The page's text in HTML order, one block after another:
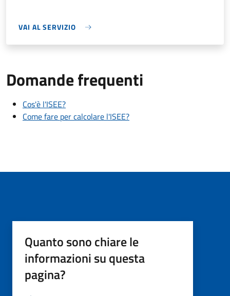
VAI AL SERVIZIO
Domande frequenti
Cos'è l'ISEE?
Come fare per calcolare l'ISEE?
Quanto sono chiare le
informazioni su questa
pagina?